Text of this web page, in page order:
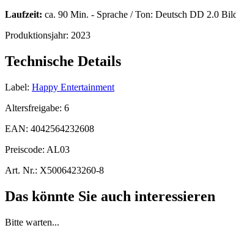
Laufzeit: ca. 90 Min. - Sprache / Ton: Deutsch DD 2.0
Produktionsjahr: 2023
Technische Details
Label: Happy Entertainment
Altersfreigabe: 6
EAN: 4042564232608
Preiscode: AL03
Art. Nr.: X5006423260-8
Das könnte Sie auch interessieren
Bitte warten...